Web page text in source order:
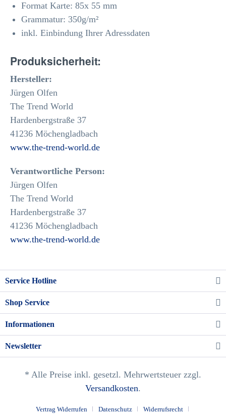
Format Karte: 85x 55 mm
Grammatur: 350g/m²
inkl. Einbindung Ihrer Adressdaten
Produksicherheit:
Hersteller:
Jürgen Olfen
The Trend World
Hardenbergstraße 37
41236 Möchengladbach
www.the-trend-world.de
Verantwortliche Person:
Jürgen Olfen
The Trend World
Hardenbergstraße 37
41236 Möchengladbach
www.the-trend-world.de
Service Hotline
Shop Service
Informationen
Newsletter
* Alle Preise inkl. gesetzl. Mehrwertsteuer zzgl.
Versandkosten.
Vertrag Widerrufen Datenschutz Widerrufsrecht